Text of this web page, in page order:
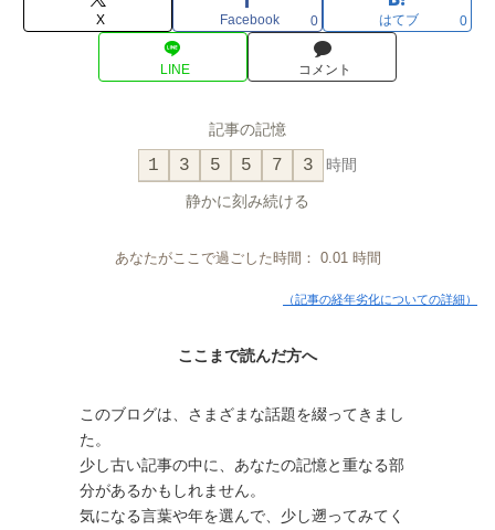
X Facebook 0 はてブ 0
LINE コメント
記事の記憶
1 3 5 5 7 3 時間
静かに刻み続ける
あなたがここで過ごした時間： 0.01時間
（記事の経年劣化についての詳細）
ここまで読んだ方へ
このブログは、さまざまな話題を綴ってきまし
た。
少し古い記事の中に、あなたの記憶と重なる部
分があるかもしれません。
気になる言葉や年を選んで、少し遡ってみてく